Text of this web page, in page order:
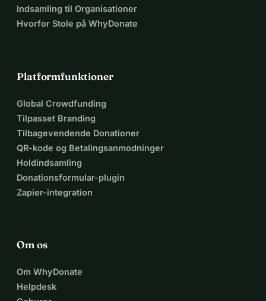
Indsamling til Organisationer
Hvorfor Stole på WhyDonate
Platformfunktioner
Global Crowdfunding
Tilpasset Branding
Tilbagevendende Donationer
QR-kode og Betalingsanmodninger
Holdindsamling
Donationsformular-plugin
Zapier-integration
Om os
Om WhyDonate
Helpdesk